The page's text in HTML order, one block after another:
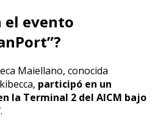
el evento
Maiellano, conocida
participó en un
la Terminal 2 del AICM bajo
.